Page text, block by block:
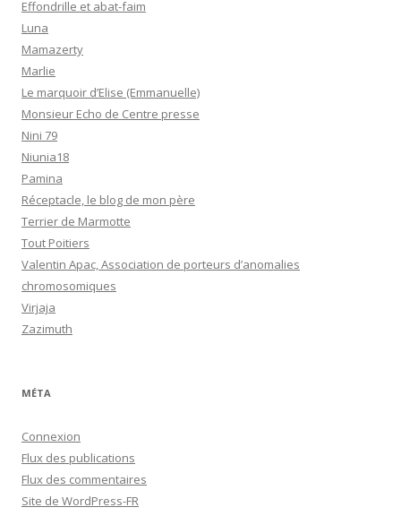
Effondrille et abat-faim
Luna
Mamazerty
Marlie
Le marquoir d’Elise (Emmanuelle)
Monsieur Echo de Centre presse
Nini 79
Niunia18
Pamina
Réceptacle, le blog de mon père
Terrier de Marmotte
Tout Poitiers
Valentin Apac, Association de porteurs d’anomalies
chromosomiques
Virjaja
Zazimuth
MÉTA
Connexion
Flux des publications
Flux des commentaires
Site de WordPress-FR